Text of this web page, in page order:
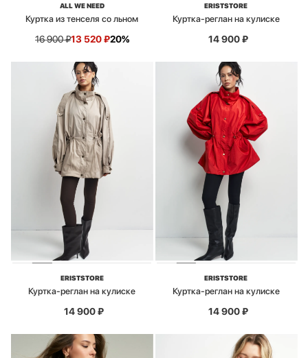
ALL WE NEED
Куртка из тенселя со льном
16 900₽13 520₽20%
ERISTSTORE
Куртка-реглан на кулиске
14 900₽
ERISTSTORE
Куртка-реглан на кулиске
14 900₽
ERISTSTORE
Куртка-реглан на кулиске
14 900₽